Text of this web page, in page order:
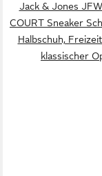
Jack & Jones
COURT Sneaker
Halbschuh,
klassischer